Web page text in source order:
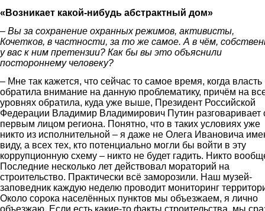
«Возникает какой-нибудь абстрактный дом»
– Вы за сохранение охранных режимов, активисты,
Кочетков, в частности, за то же самое. А в чём,
у вас к ним претензии? Как бы вы это объяснили
постороннему человеку?
– Мне так кажется, что сейчас то самое время, когда власть
обратила внимание на данную проблематику, причём на
уровнях обратила, куда уже выше, Президент Российской
Федерации Владимир Владимирович Путин разговаривает
первым лицом региона. Понятно, что в таких условиях уже
никто из исполнительной – я даже не Олега Ивановича
виду, а всех тех, кто потенциально могли бы войти в эту
коррупционную схему – никто не будет гадить. Никто
Последние несколько лет действовал мораторий на
строительство. Практически всё заморозили. Наш музей-
заповедник каждую неделю проводит мониторинг
Около сорока населённых пунктов мы объезжаем, я лично